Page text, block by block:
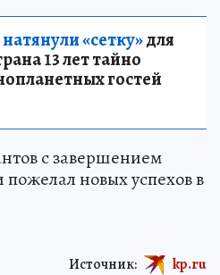
«сетку»для
13 лет тайно
гостей
с завершением
пожелал новых успехов в
Источник: kp.ru